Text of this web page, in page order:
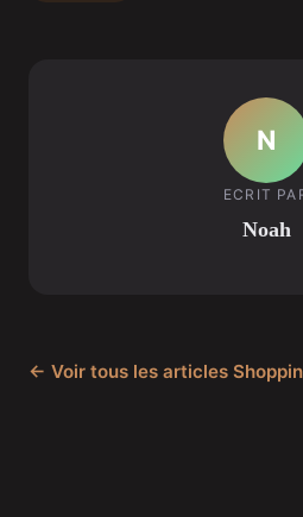
N
ECRIT
Noah
← Voir tous les articles